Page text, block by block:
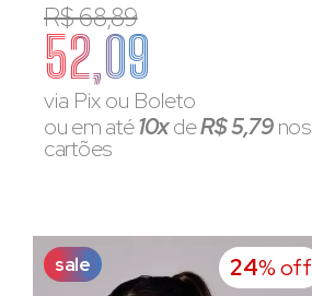
R$ 68,89
52,09
via Pix ou Boleto
ou em até10xdeR$ 5,79nos
cartões
sale 24% off